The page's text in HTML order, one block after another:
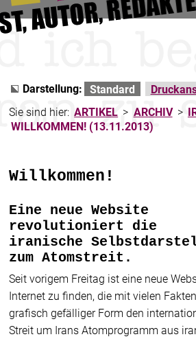
Darstellung: Standard
Sie sind hier: ARTIKEL > ARCHIV >
WILLKOMMEN! (13.11.2013)
Willkommen!
Eine neue Website
revolutioniert die
iranische
zum Atomstreit.
Seit vorigem Freitag ist eine neue
Internet zu finden, die mit vielen
grafisch gefälliger Form den
Streit um Irans Atomprogramm aus